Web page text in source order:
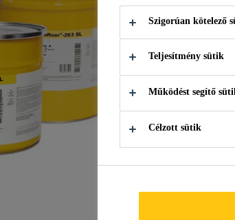
A
"100%
Építőipari
Jó
Szigorúan kötelező
Teljesítmény sütik
Működést segítő
Célzott sütik